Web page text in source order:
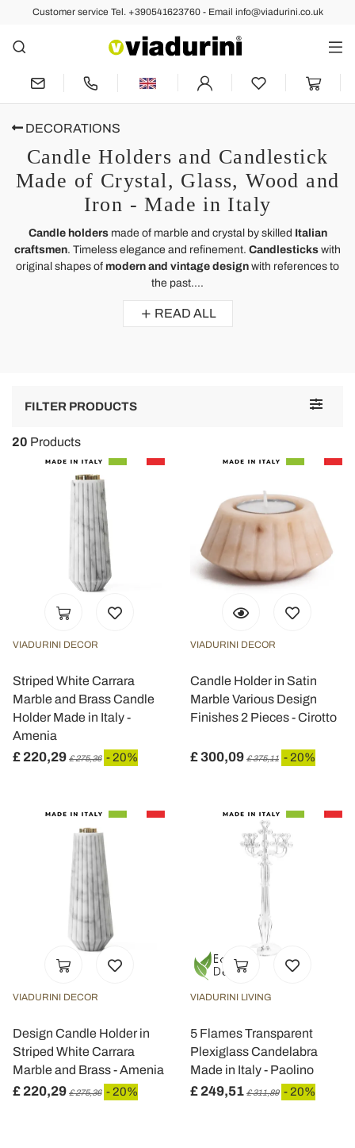
Customer service Tel. +390541623760 - Email info@viadurini.co.uk
DECORATIONS
Candle Holders and Candlestick
Made of Crystal, Glass, Wood and
Iron - Made in Italy
Candle holdersmade of marble and crystal by skilled Italian
craftsmen. Timeless elegance and refinement. Candlesticks with
original shapes of modern and vintage design with references to
the past....
READ ALL
Toggle
FILTER PRODUCTS
20 Products
VIADURINI DECOR
Striped White Carrara
Marble and Brass Candle
Holder Made in Italy -
Amenia
£ 220,29 £ 275,36 - 20%
VIADURINI DECOR
Candle Holder in Satin
Marble Various Design
Finishes 2 Pieces - Cirotto
£ 300,09 £ 375,11 - 20%
VIADURINI DECOR
Design Candle Holder in
Striped White Carrara
Marble and Brass - Amenia
£ 220,29 £ 275,36 - 20%
VIADURINI LIVING
5 Flames Transparent
Plexiglass Candelabra
Made in Italy - Paolino
£ 249,51 £ 311,89 - 20%